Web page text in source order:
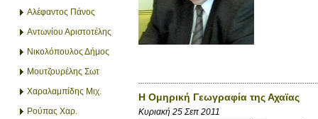
Αλέφαντος Πάνος
Αντωνίου Αριστοτέλης
Νικολόπουλος Δήμος
Μουτζουρέλης Σωτ
Χαραλαμπίδης Μιχ.
Ρούπας Χαρ.
Η Ομηρική Γεωγραφία της Αχαϊας
Κυριακή 25 Σεπ 2011